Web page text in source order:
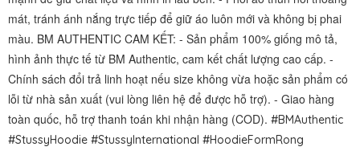
mát, tránh ánh nắng trực tiếp để giữ áo luôn mới và không bị phai
màu. BM AUTHENTIC CAM KẾT: - Sản phẩm 100% giống mô tả,
hình ảnh thực tế từ BM Authentic, cam kết chất lượng cao cấp. -
Chính sách đổi trả linh hoạt nếu size không vừa hoặc sản phẩm có
lỗi từ nhà sản xuất (vui lòng liên hệ để được hỗ trợ). - Giao hàng
toàn quốc, hỗ trợ thanh toán khi nhận hàng (COD). #BMAuthentic
#StussyHoodie #StussyInternational #HoodieFormRong